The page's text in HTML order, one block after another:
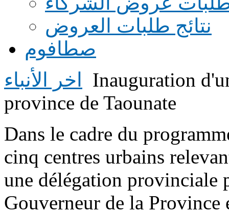
نتائج طلبات العروض
صطافوم
اخر الأنباء
Inauguration
province de Taounate
Dans le cadre du
cinq centres urbains
une délégation provinciale
Gouverneur de la Province